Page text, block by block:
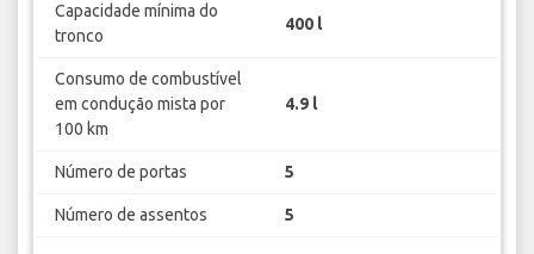
Capacidade mínima do
tronco
400 l
Consumo de combustível
em condução mista por
100 km
4.9 l
Número de portas 5
Número de assentos 5